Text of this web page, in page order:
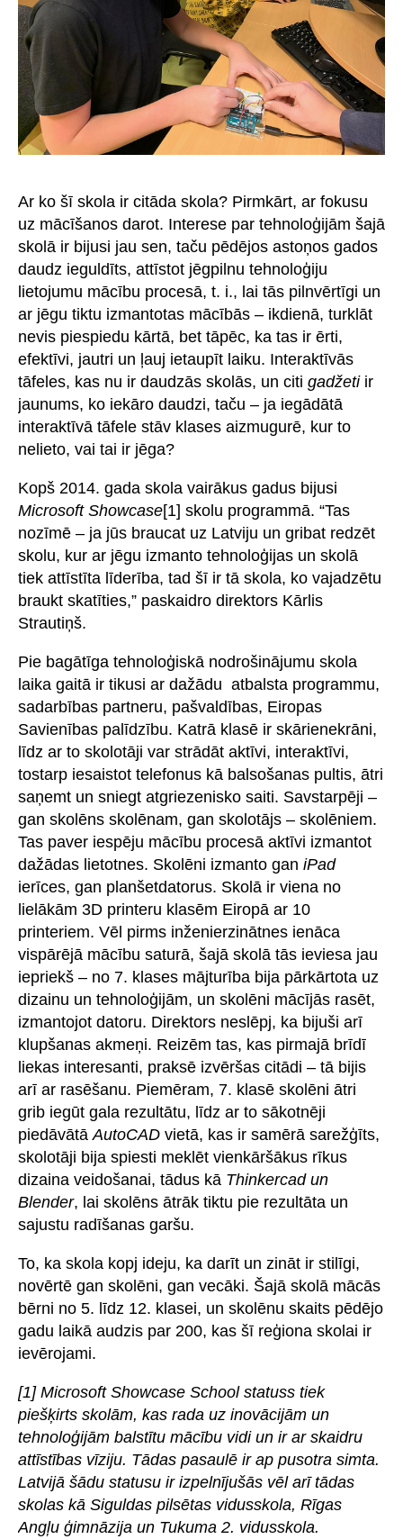
Ar ko šī skola ir citāda skola? Pirmkārt, ar fokusu
uz mācīšanos darot. Interese par tehnoloģijām šajā
skolā ir bijusi jau sen, taču pēdējos astoņos gados
daudz ieguldīts, attīstot jēgpilnu tehnoloģiju
lietojumu mācību procesā, t. i., lai tās pilnvērtīgi un
ar jēgu tiktu izmantotas mācībās – ikdienā, turklāt
nevis piespiedu kārtā, bet tāpēc, ka tas ir ērti,
efektīvi, jautri un ļauj ietaupīt laiku. Interaktīvās
tāfeles, kas nu ir daudzās skolās, un citi gadžetiir
jaunums, ko iekāro daudzi, taču – ja iegādātā
interaktīvā tāfele stāv klases aizmugurē, kur to
nelieto, vai tai ir jēga?
Kopš 2014. gada skola vairākus gadus bijusi
Microsoft Showcase[1] skolu programmā. “Tas
nozīmē – ja jūs braucat uz Latviju un gribat redzēt
skolu, kur ar jēgu izmanto tehnoloģijas un skolā
tiek attīstīta līderība, tad šī ir tā skola, ko vajadzētu
braukt skatīties,” paskaidro direktors Kārlis
Strautiņš.
Pie bagātīga tehnoloģiskā nodrošinājumu skola
laika gaitā ir tikusi ar dažādu atbalsta programmu,
sadarbības partneru, pašvaldības, Eiropas
Savienības palīdzību. Katrā klasē ir skārienekrāni,
līdz ar to skolotāji var strādāt aktīvi, interaktīvi,
tostarp iesaistot telefonus kā balsošanas pultis, ātri
saņemt un sniegt atgriezenisko saiti. Savstarpēji –
gan skolēns skolēnam, gan skolotājs – skolēniem.
Tas paver iespēju mācību procesā aktīvi izmantot
dažādas lietotnes. Skolēni izmanto gan iPad
ierīces, gan planšetdatorus. Skolā ir viena no
lielākām 3D printeru klasēm Eiropā ar 10
printeriem. Vēl pirms inženierzinātnes ienāca
vispārējā mācību saturā, šajā skolā tās ieviesa jau
iepriekš – no 7. klases mājturība bija pārkārtota uz
dizainu un tehnoloģijām, un skolēni mācījās rasēt,
izmantojot datoru. Direktors neslēpj, ka bijuši arī
klupšanas akmeņi. Reizēm tas, kas pirmajā brīdī
liekas interesanti, praksē izvēršas citādi – tā bijis
arī ar rasēšanu. Piemēram, 7. klasē skolēni ātri
grib iegūt gala rezultātu, līdz ar to sākotnēji
piedāvātā AutoCAD vietā, kas ir samērā sarežģīts,
skolotāji bija spiesti meklēt vienkāršākus rīkus
dizaina veidošanai, tādus kā Thinkercad un
Blender, lai skolēns ātrāk tiktu pie rezultāta un
sajustu radīšanas garšu.
To, ka skola kopj ideju, ka darīt un zināt ir stilīgi,
novērtē gan skolēni, gan vecāki. Šajā skolā mācās
bērni no 5. līdz 12. klasei, un skolēnu skaits pēdējo
gadu laikā audzis par 200, kas šī reģiona skolai ir
ievērojami.
[1] Microsoft Showcase School statuss tiek
piešķirts skolām, kas rada uz inovācijām un
tehnoloģijām balstītu mācību vidi un ir ar skaidru
attīstības vīziju. Tādas pasaulē ir ap pusotra simta.
Latvijā šādu statusu ir izpelnījušās vēl arī tādas
skolas kā Siguldas pilsētas vidusskola, Rīgas
Angļu ģimnāzija un Tukuma 2. vidusskola.